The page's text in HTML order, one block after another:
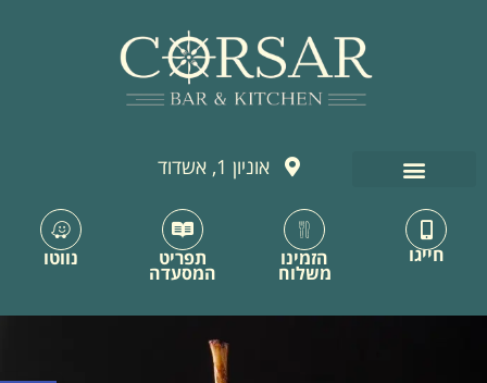
אוניון 1, אשדוד
חייגו הזמינו
משלוח
תפריט
המסעדה
נווטו